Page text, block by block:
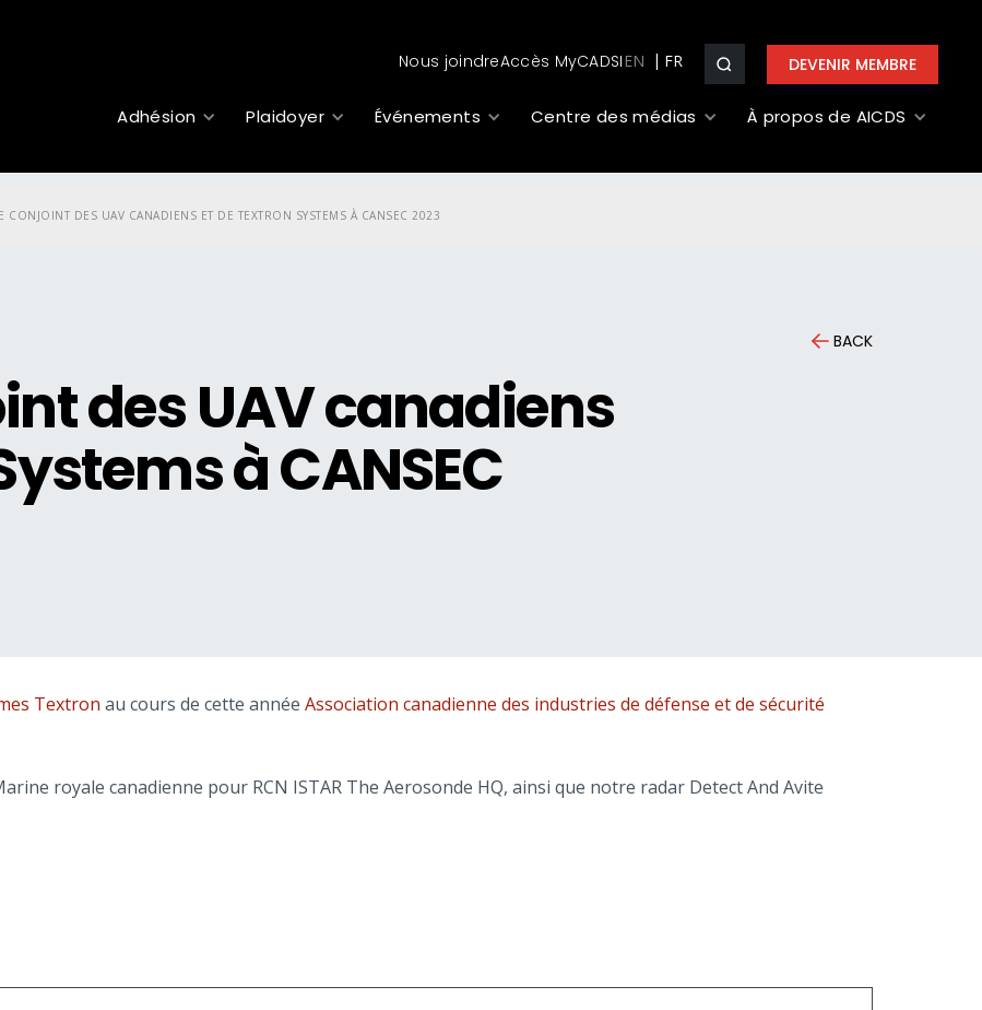
Nous joindreAccès MyCADSI EN DEVENIR MEMBRE
Adhésion Plaidoyer Événements Centre des médias À propos de AICDS
CONJOINT DES UAV CANADIENS ET DE TEXTRON SYSTEMS À CANSEC 2023
BACK
des UAV canadiens
à CANSEC
Textron au cours de cette année Association canadienne des industries de défense et de sécurité
royale canadienne pour RCN ISTAR The Aerosonde HQ, ainsi que notre radar Detect And Avite